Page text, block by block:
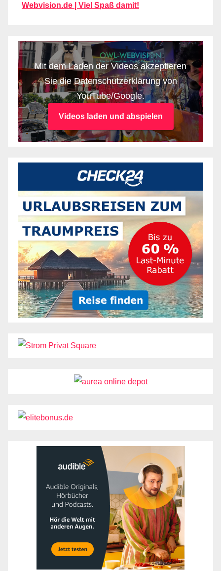
Webvision.de | Viel Spaß damit!
Mit dem Laden der Videos akzeptieren
Sie die Datenschutzerklärung von
YouTube/Google.
Videos laden und abspielen